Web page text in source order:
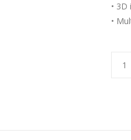
•
•